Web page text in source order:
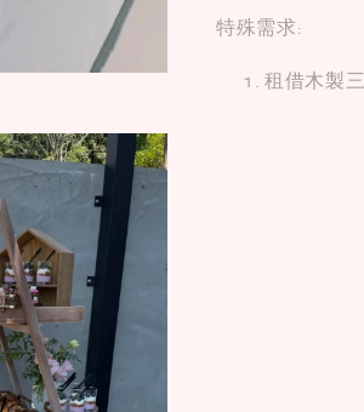
特殊需求:
租借木製